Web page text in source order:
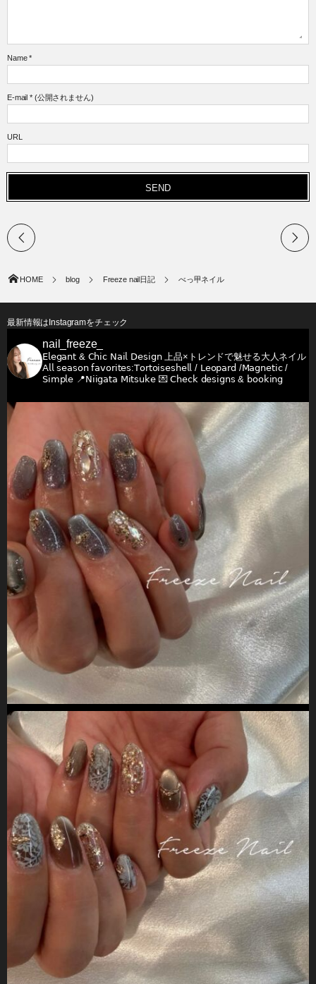
Name *
E-mail *(公開されません)
URL
HOME blog Freeze nail日記 べっ甲ネイル
最新情報はInstagramをチェック
nail_freeze_
𝖤𝗅𝖾𝗀𝖺𝗇𝗍 & 𝖢𝗁𝗂𝖼 𝖭𝖺𝗂𝗅 𝖣𝖾𝗌𝗂𝗀𝗇上品×トレンドで魅せる大人ネイル
𝖠𝗅𝗅 𝗌𝖾𝖺𝗌𝗈𝗇 𝖿𝖺𝗏𝗈𝗋𝗂𝗍𝖾𝗌:𝖳𝗈𝗋𝗍𝗈𝗂𝗌𝖾𝗌𝗁𝖾𝗅𝗅 / 𝖫𝖾𝗈𝗉𝖺𝗋𝖽 /𝖬𝖺𝗀𝗇𝖾𝗍𝗂𝖼 /
𝖲𝗂𝗆𝗉𝗅𝖾 📍𝖭𝗂𝗂𝗀𝖺𝗍𝖺 𝖬𝗂𝗍𝗌𝗎𝗄𝖾💌 𝖢𝗁𝖾𝖼𝗄 𝖽𝖾𝗌𝗂𝗀𝗇𝗌 & 𝖻𝗈𝗈𝗄𝗂𝗇𝗀